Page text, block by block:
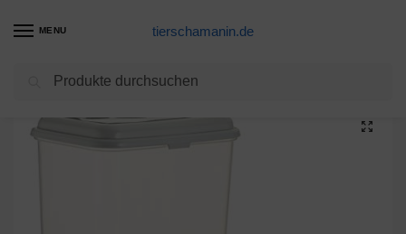
MENU tierschamanin.de
Futternapf Produkte / Karlie Futter- und Wasserspender Duo Max L: 37 cm B: 32 cm H: 36 cm